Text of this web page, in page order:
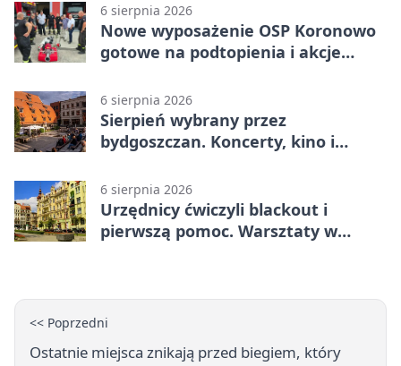
6 sierpnia 2026
Nowe wyposażenie OSP Koronowo
gotowe na podtopienia i akcje
6 sierpnia 2026
Sierpień wybrany przez
bydgoszczan. Koncerty, kino i
6 sierpnia 2026
Urzędnicy ćwiczyli blackout i
pierwszą pomoc. Warsztaty w
<< Poprzedni
Ostatnie miejsca znikają przed biegiem, który